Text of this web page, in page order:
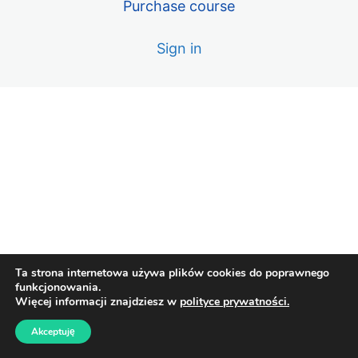
7. Soprodur 900 wlewka na dużej powierzchni
8. Układanie glazury na schodach zewnętrznych cz. 1
Purchase course
Sign in
Ta strona internetowa używa plików cookies do poprawnego
funkcjonowania.
Więcej informacji znajdziesz w polityce prywatności.
Akceptuję